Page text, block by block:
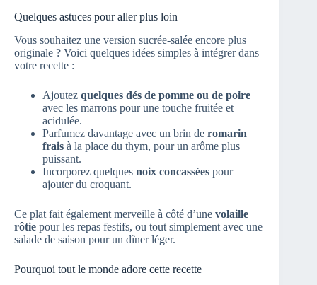
Quelques astuces pour aller plus loin
Vous souhaitez une version sucrée-salée encore plus
originale ? Voici quelques idées simples à intégrer dans
votre recette :
Ajoutez quelques dés de pomme ou de poire
avec les marrons pour une touche fruitée et
acidulée.
Parfumez davantage avec un brin de romarin
frais à la place du thym, pour un arôme plus
puissant.
Incorporez quelques noix concassées pour
ajouter du croquant.
Ce plat fait également merveille à côté d’une volaille
rôtie pour les repas festifs, ou tout simplement avec une
salade de saison pour un dîner léger.
Pourquoi tout le monde adore cette recette